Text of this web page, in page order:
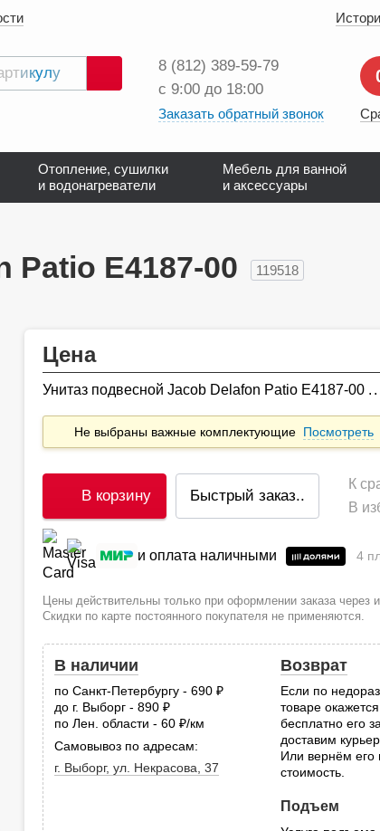
Поиск
8 (812) 389‑59‑79
с 9:00 до 18:00
Заказать обратный звонок
Отопление, сушилки
и водонагреватели
Мебель для ванной
и аксессуары
Patio Е4187-00
119518
Цена
Унитаз подвесной Jacob Delafon Patio Е4187-00
Не выбраны важные комплектующие Посмотреть
В корзину Быстрый заказ..
К
В
и оплата наличными 4
Цены действительны только при оформлении заказа через
Скидки по карте постоянного покупателя не применяются.
В наличии
по Санкт-Петербургу - 690
до г. Выборг - 890
по Лен. области - 60
руб.
/км
Самовывоз по адресам:
г. Выборг, ул. Некрасова, 37
Возврат
Если по
товаре
бесплатно его
доставим
Или вернём его
стоимость.
Подъем